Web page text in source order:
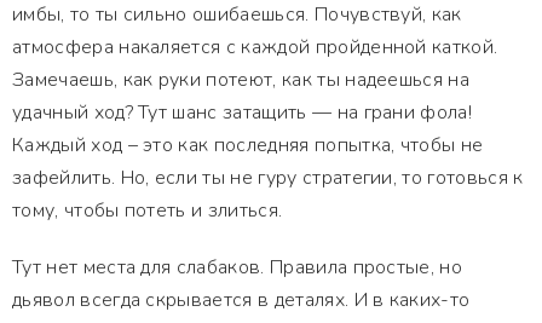
имбы, то ты сильно ошибаешься. Почувствуй, как
атмосфера накаляется с каждой пройденной каткой.
Замечаешь, как руки потеют, как ты надеешься на
удачный ход? Тут шанс затащить — на грани фола!
Каждый ход – это как последняя попытка, чтобы не
зафейлить. Но, если ты не гуру стратегии, то готовься к
тому, чтобы потеть и злиться.
Тут нет места для слабаков. Правила простые, но
дьявол всегда скрывается в деталях. И в каких-то